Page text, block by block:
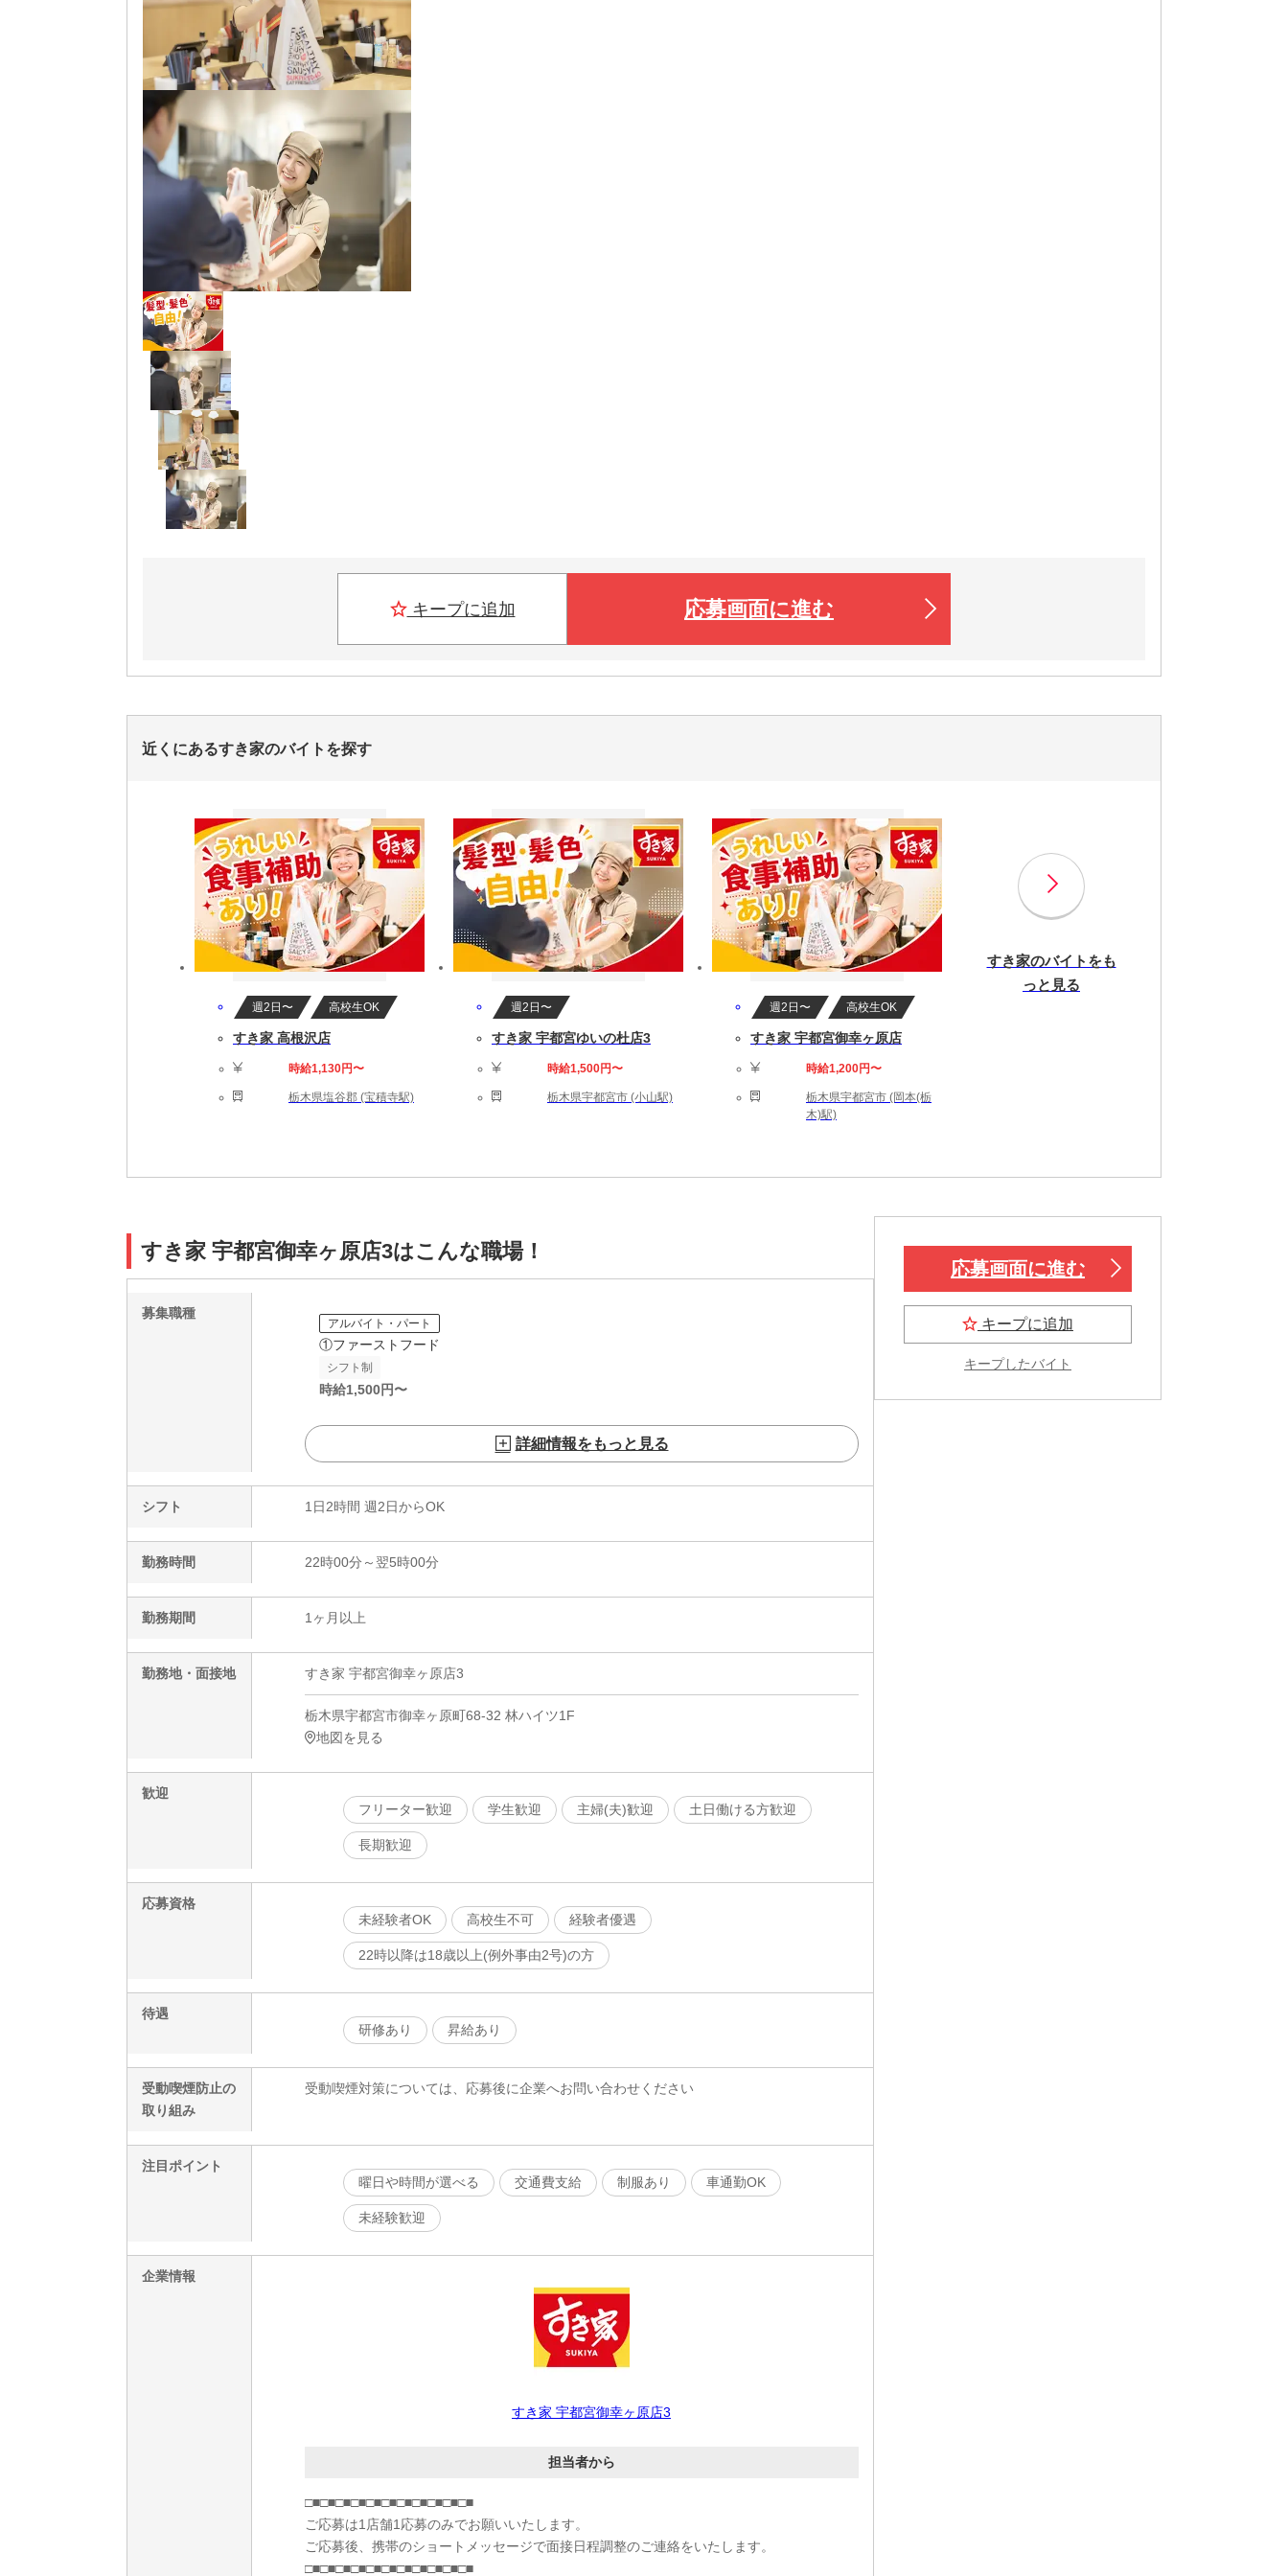
キープに追加 応募画面に進む
近くにあるすき家のバイトを探す
週2日〜 高校生OK
すき家 高根沢店
時給1,130円〜
栃木県塩谷郡 (宝積寺駅)
週2日〜
すき家 宇都宮ゆいの杜店3
時給1,500円〜
栃木県宇都宮市 (小山駅)
週2日〜 高校生OK
すき家 宇都宮御幸ヶ原店
時給1,200円〜
栃木県宇都宮市 (岡本(栃
木)駅)
すき家のバイトをも
っと見る
すき家 宇都宮御幸ヶ原店3はこんな職場！
募集職種
アルバイト・パート
①ファーストフード
シフト制
時給1,500円〜
詳細情報をもっと見る
シフト 1日2時間 週2日からOK
勤務時間 22時00分～翌5時00分
勤務期間 1ヶ月以上
勤務地・面接地 すき家 宇都宮御幸ヶ原店3
栃木県宇都宮市御幸ヶ原町68-32 林ハイツ1F
地図を見る
歓迎
フリーター歓迎
学生歓迎 主婦(夫)歓迎 土日働ける方歓迎
長期歓迎
応募資格
未経験者OK
高校生不可 経験者優遇
22時以降は18歳以上(例外事由2号)の方
待遇
研修あり
昇給あり
受動喫煙防止の
取り組み
受動喫煙対策については、応募後に企業へお問い合わせください
注目ポイント
曜日や時間が選べる
交通費支給 制服あり 車通勤OK
未経験歓迎
企業情報
すき家 宇都宮御幸ヶ原店3
担当者から
□■□■□■□■□■□■□■□■□■□■□■
ご応募は1店舗1応募のみでお願いいたします。
ご応募後、携帯のショートメッセージで面接日程調整のご連絡をいたします。
□■□■□■□■□■□■□■□■□■□■□■
応募画面に進む
キープに追加
キープしたバイト